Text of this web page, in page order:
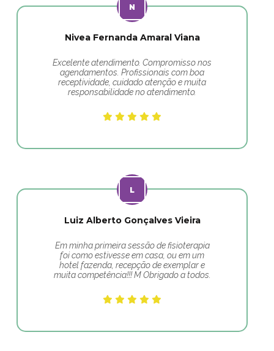
Nivea Fernanda Amaral Viana
Excelente atendimento. Compromisso nos
agendamentos. Profissionais com boa
receptividade, cuidado atenção e muita
responsabilidade no atendimento.
Luiz Alberto Gonçalves Vieira
Em minha primeira sessão de fisioterapia
foi como estivesse em casa, ou em um
hotel fazenda, recepção de exemplar e
muita competência!!! M Obrigado a todos.